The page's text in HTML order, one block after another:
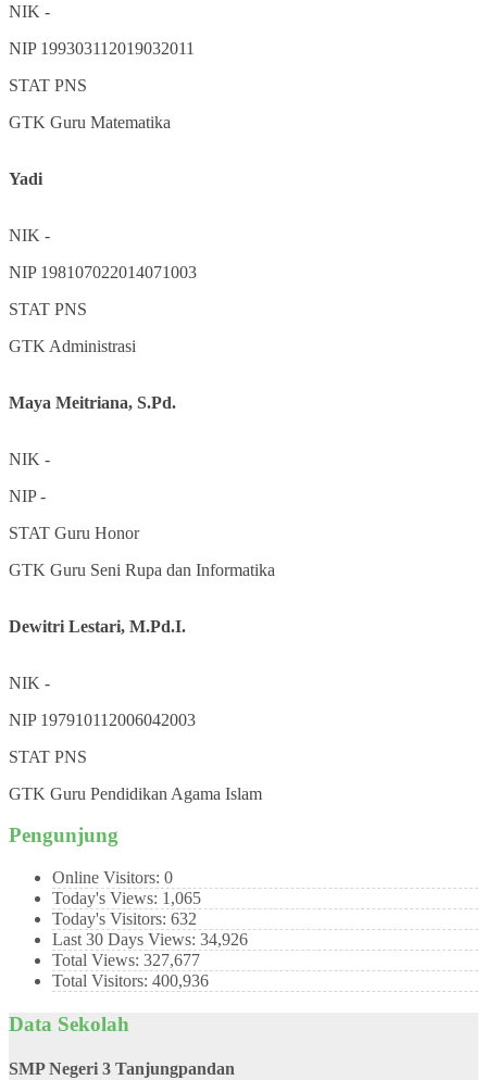
NIK -
NIP 199303112019032011
STAT PNS
GTK Guru Matematika
Yadi
NIK -
NIP 198107022014071003
STAT PNS
GTK Administrasi
Maya Meitriana, S.Pd.
NIK -
NIP-
STAT Guru Honor
GTK Guru Seni Rupa dan Informatika
Dewitri Lestari, M.Pd.I.
NIK -
NIP 197910112006042003
STAT PNS
GTK Guru Pendidikan Agama Islam
Pengunjung
Online Visitors: 0
Today's Views: 1,065
Today's Visitors: 632
Last 30 Days Views: 34,926
Total Views: 327,677
Total Visitors: 400,936
Data Sekolah
SMP Negeri 3 Tanjungpandan